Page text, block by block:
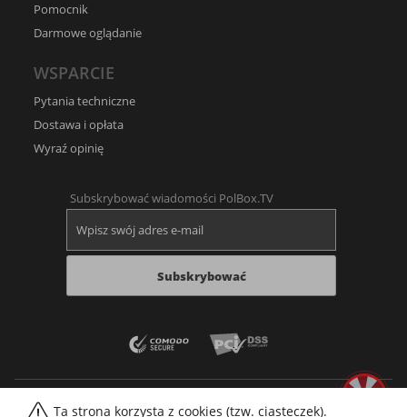
Ta strona korzysta z cookies (tzw. ciasteczek).
Pomocnik
Darmowe oglądanie
WSPARCIE
Pytania techniczne
Dostawa i opłata
Wyraź opinię
Subskrybować wiadomości PolBox.TV
Subskrybować